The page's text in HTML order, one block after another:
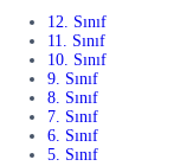
12. Sınıf
11. Sınıf
10. Sınıf
9. Sınıf
8. Sınıf
7. Sınıf
6. Sınıf
5. Sınıf